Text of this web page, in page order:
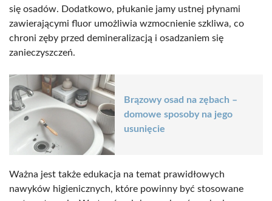
się osadów. Dodatkowo, płukanie jamy ustnej płynami
zawierającymi fluor umożliwia wzmocnienie szkliwa, co
chroni zęby przed demineralizacją i osadzaniem się
zanieczyszczeń.
Brązowy osad na zębach –
domowe sposoby na jego
usunięcie
Ważna jest także edukacja na temat prawidłowych
nawyków higienicznych, które powinny być stosowane